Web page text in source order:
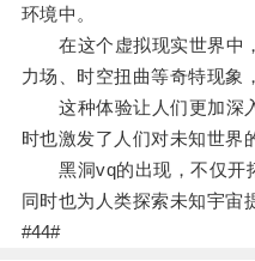
环境中。
在这个虚拟现实世界中，
力场、时空扭曲等奇特现象
这种体验让人们更加深
时也激发了人们对未知世界
黑洞vq的出现，不仅开拓
同时也为人类探索未知宇宙
#44#